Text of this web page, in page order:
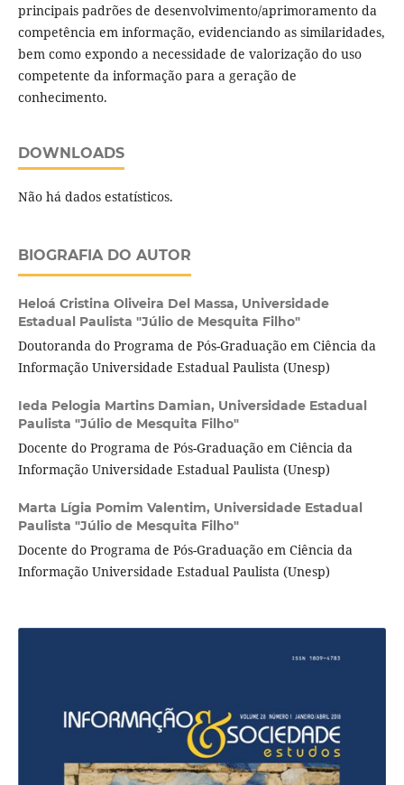
principais padrões de desenvolvimento/aprimoramento da
competência em informação, evidenciando as similaridades,
bem como expondo a necessidade de valorização do uso
competente da informação para a geração de
conhecimento.
DOWNLOADS
Não há dados estatísticos.
BIOGRAFIA DO AUTOR
Heloá Cristina Oliveira Del Massa, Universidade
Estadual Paulista "Júlio de Mesquita Filho"
Doutoranda do Programa de Pós-Graduação em Ciência da
Informação Universidade Estadual Paulista (Unesp)
Ieda Pelogia Martins Damian, Universidade Estadual
Paulista "Júlio de Mesquita Filho"
Docente do Programa de Pós-Graduação em Ciência da
Informação Universidade Estadual Paulista (Unesp)
Marta Lígia Pomim Valentim, Universidade Estadual
Paulista "Júlio de Mesquita Filho"
Docente do Programa de Pós-Graduação em Ciência da
Informação Universidade Estadual Paulista (Unesp)